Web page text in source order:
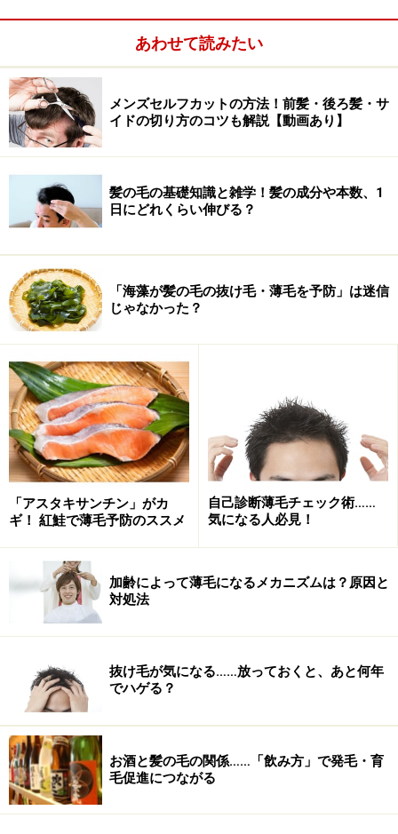
答えはもちろん「YES」。薄毛に悩んでいるとはいえ、
トウガラシと豆腐だけしか食べないわけにはいかないで
すよね。ご飯に魚、肉、野菜……バランスのいい食事を心
がけることは大切です。
ただし、食べ過ぎてしまうと胃の知覚神経が麻痺して、
IGF-Iが減少してしまう食材には注意してほしいのです。
具体的には、次のようなメニューです。
1.甘いもの(和菓子、洋菓子ほか糖類を多く
含む食べ物）
トウガラシなど辛い食べ物をたくさん食べた後、「それ
ほど量を食べたわけではないのに満腹になった」経験が
ある人はいませんか？ 身体が「体内に痛みを引き起こす
ような危険な物質(＝トウガラシ）が入ってきた」と勘違
いし、食欲を落とすように脳が指令を出すことが原因で
す。
しかし、その後に糖類を摂取すると、胃の知覚神経が麻
痺して満腹感がやわらぎます。いわゆる「甘いものは別
腹」状態になり、満腹感はあるのに甘いものならそれな
りに食べることができるわけです。こちらも経験者は多
あわせて読みたい
メンズセルフカットの方法！前髪・後ろ髪・サ
イドの切り方のコツも解説【動画あり】
髪の毛の基礎知識と雑学！髪の成分や本数、1
日にどれくらい伸びる？
「海藻が髪の毛の抜け毛・薄毛を予防」は迷信
じゃなかった？
「アスタキサンチン」がカ
ギ！ 紅鮭で薄毛予防のススメ
自己診断薄毛チェック術……
気になる人必見！
加齢によって薄毛になるメカニズムは？原因と
対処法
抜け毛が気になる……放っておくと、あと何年
でハゲる？
お酒と髪の毛の関係……「飲み方」で発毛・育
毛促進につながる